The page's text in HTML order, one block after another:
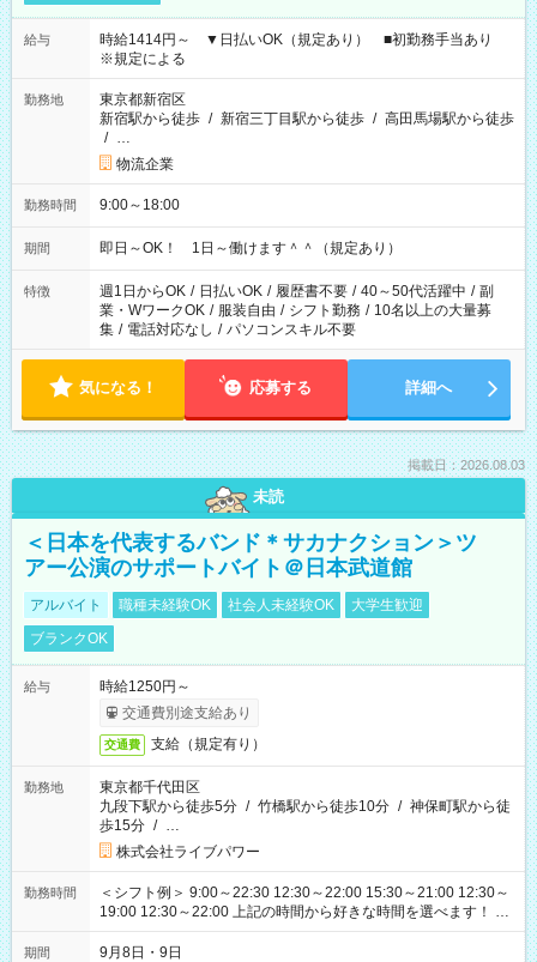
給与
時給1414円～ ▼日払いOK（規定あり） ■初勤務手当あり
※規定による
勤務地
東京都新宿区
新宿駅から徒歩 / 新宿三丁目駅から徒歩 / 高田馬場駅から徒歩
/ …
物流企業
勤務時間 9:00～18:00
期間 即日～OK！ 1日～働けます＾＾（規定あり）
特徴 週1日からOK / 日払いOK / 履歴書不要 / 40～50代活躍中 / 副
業・WワークOK / 服装自由 / シフト勤務 / 10名以上の大量募
集 / 電話対応なし / パソコンスキル不要
気になる！ 応募する 詳細へ
掲載日：2026.08.03
未読
＜日本を代表するバンド＊サカナクション＞ツ
アー公演のサポートバイト＠日本武道館
アルバイト 職種未経験OK 社会人未経験OK
大学生歓迎
ブランクOK
給与
時給1250円～
交通費別途支給あり
交通費 支給（規定有り）
勤務地
東京都千代田区
九段下駅から徒歩5分 / 竹橋駅から徒歩10分 / 神保町駅から徒
歩15分 / …
株式会社ライブパワー
勤務時間
＜シフト例＞ 9:00～22:30 12:30～22:00 15:30～21:00 12:30～
19:00 12:30～22:00 上記の時間から好きな時間を選べます！ ※
時間は変更となる可能性があります
期間 9月8日・9日